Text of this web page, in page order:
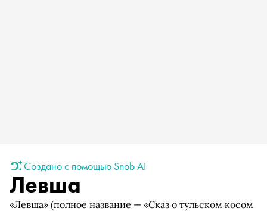
Создано с помощью Snob AI
Левша
«Левша» (полное название — «Сказ о тульском косом